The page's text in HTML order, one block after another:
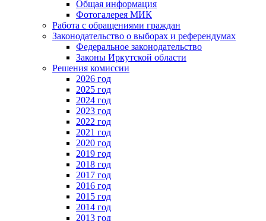
Общая информация
Фотогалерея МИК
Работа с обращениями граждан
Законодательство о выборах и референдумах
Федеральное законодательство
Законы Иркутской области
Решения комиссии
2026 год
2025 год
2024 год
2023 год
2022 год
2021 год
2020 год
2019 год
2018 год
2017 год
2016 год
2015 год
2014 год
2013 год